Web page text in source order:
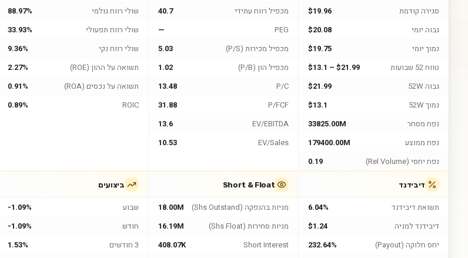
סגירה קודמת
$19.96
גבוה יומי
$20.08
נמוך יומי
$19.75
טווח 52 שבועות
$13.1 – $21.99
גבוה 52W
$21.99
נמוך 52W
$13.1
נפח מסחר
33825.00M
נפח ממוצע
179400.00M
נפח יחסי (Rel Volume)
0.19
מכפיל רווח עתידי
40.7
PEG
—
מכפיל מכירות (P/S)
5.03
מכפיל הון (P/B)
1.02
P/C
13.48
P/FCF
31.88
EV/EBITDA
13.6
EV/Sales
10.53
שולי רווח גולמי
88.97%
שולי רווח תפעולי
33.93%
שולי רווח נקי
9.36%
תשואה על ההון (ROE)
2.27%
תשואה על נכסים (ROA)
0.91%
ROIC
0.89%
דיבידנד
תשואת דיבידנד
6.04%
דיבידנד למניה
$1.24
יחס חלוקה (Payout)
232.64%
Short & Float
מניות בהנפקה (Shs Outstand)
18.00M
מניות סחירות (Shs Float)
16.19M
Short Interest
408.07K
ביצועים
שבוע
-1.09%
חודש
-1.09%
3 חודשים
1.53%